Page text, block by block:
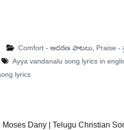
Comfort - ఆదరణ పాటలు Praise -
Ayya vandanalu song lyrics in
lyrics
Dany | Telugu Christian